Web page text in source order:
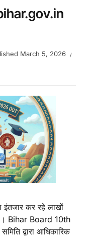
March 5, 2026
कर रहे लाखों
Bihar Board 10th
द्वारा आधिकारिक